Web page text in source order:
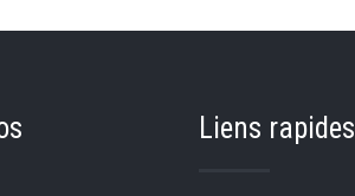
Liens rapides